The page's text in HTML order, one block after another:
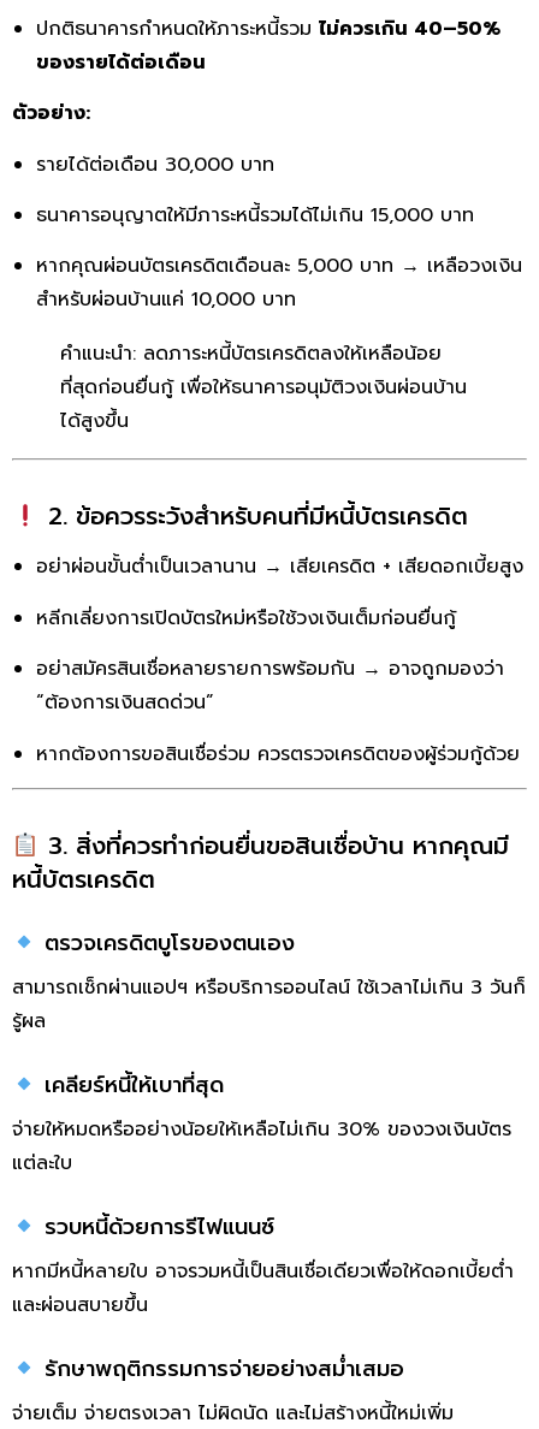
ปกติธนาคารกำหนดให้ภาระหนี้รวม ไม่ควรเกิน 40–50%
ของรายได้ต่อเดือน
ตัวอย่าง:
รายได้ต่อเดือน 30,000 บาท
ธนาคารอนุญาตให้มีภาระหนี้รวมได้ไม่เกิน 15,000 บาท
หากคุณผ่อนบัตรเครดิตเดือนละ 5,000 บาท → เหลือวงเงิน
สำหรับผ่อนบ้านแค่ 10,000 บาท
คำแนะนำ: ลดภาระหนี้บัตรเครดิตลงให้เหลือน้อย
ที่สุดก่อนยื่นกู้ เพื่อให้ธนาคารอนุมัติวงเงินผ่อนบ้าน
ได้สูงขึ้น
2. ข้อควรระวังสำหรับคนที่มีหนี้บัตรเครดิต
อย่าผ่อนขั้นต่ำเป็นเวลานาน → เสียเครดิต + เสียดอกเบี้ยสูง
หลีกเลี่ยงการเปิดบัตรใหม่หรือใช้วงเงินเต็มก่อนยื่นกู้
อย่าสมัครสินเชื่อหลายรายการพร้อมกัน → อาจถูกมองว่า
“ต้องการเงินสดด่วน”
หากต้องการขอสินเชื่อร่วม ควรตรวจเครดิตของผู้ร่วมกู้ด้วย
3. สิ่งที่ควรทำก่อนยื่นขอสินเชื่อบ้าน หากคุณมี
หนี้บัตรเครดิต
ตรวจเครดิตบูโรของตนเอง
สามารถเช็กผ่านแอปฯ หรือบริการออนไลน์ ใช้เวลาไม่เกิน 3 วันก็
รู้ผล
เคลียร์หนี้ให้เบาที่สุด
จ่ายให้หมดหรืออย่างน้อยให้เหลือไม่เกิน 30% ของวงเงินบัตร
แต่ละใบ
รวบหนี้ด้วยการรีไฟแนนซ์
หากมีหนี้หลายใบ อาจรวมหนี้เป็นสินเชื่อเดียวเพื่อให้ดอกเบี้ยต่ำ
และผ่อนสบายขึ้น
รักษาพฤติกรรมการจ่ายอย่างสม่ำเสมอ
จ่ายเต็ม จ่ายตรงเวลา ไม่ผิดนัด และไม่สร้างหนี้ใหม่เพิ่ม